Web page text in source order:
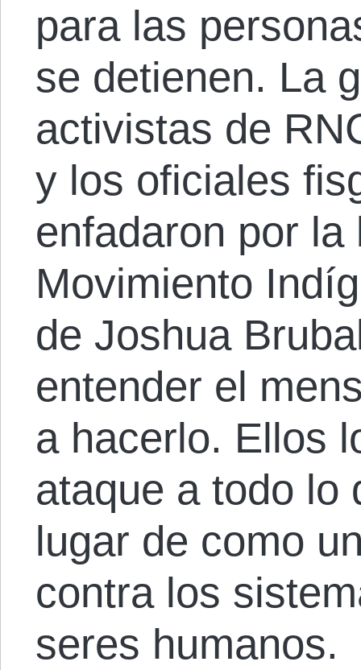
para las
se detienen. La
activistas de
y los oficiales
enfadaron por la
Movimiento
de Joshua
entender el
a hacerlo. Ellos
ataque a todo lo
lugar de como
contra los
seres humanos.